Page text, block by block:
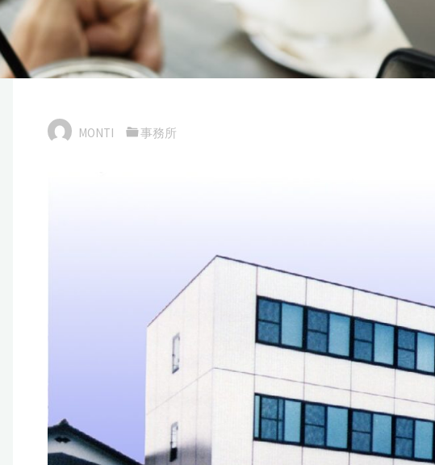
MONTI 事務所